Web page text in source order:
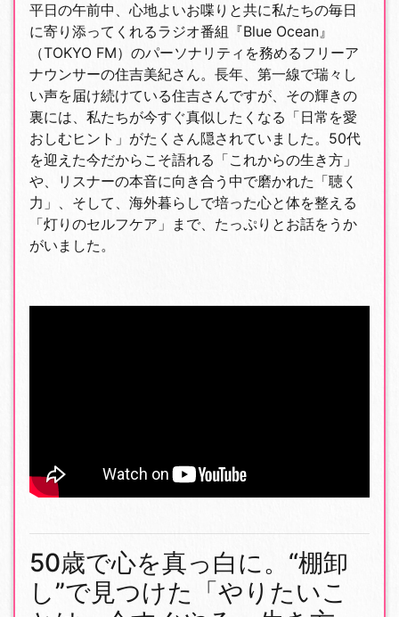
平日の午前中、心地よいお喋りと共に私たちの毎日
に寄り添ってくれるラジオ番組『Blue Ocean』
（TOKYO FM）のパーソナリティを務めるフリーア
ナウンサーの住吉美紀さん。長年、第一線で瑞々し
い声を届け続けている住吉さんですが、その輝きの
裏には、私たちが今すぐ真似したくなる「日常を愛
おしむヒント」がたくさん隠されていました。50代
を迎えた今だからこそ語れる「これからの生き方」
や、リスナーの本音に向き合う中で磨かれた「聴く
力」、そして、海外暮らしで培った心と体を整える
「灯りのセルフケア」まで、たっぷりとお話をうか
がいました。
50歳で心を真っ白に。“棚卸
し”で見つけた「やりたいこ